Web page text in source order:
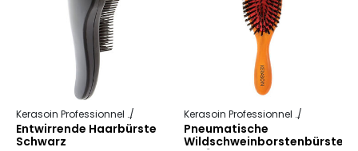
Kerasoin Professionnel Friseurbedarf Entwirrbürste
Entwirrende Haarbürste
Schwarz
Kerasoin Professionnel
Pneumatische
Wildschweinborstenbürste